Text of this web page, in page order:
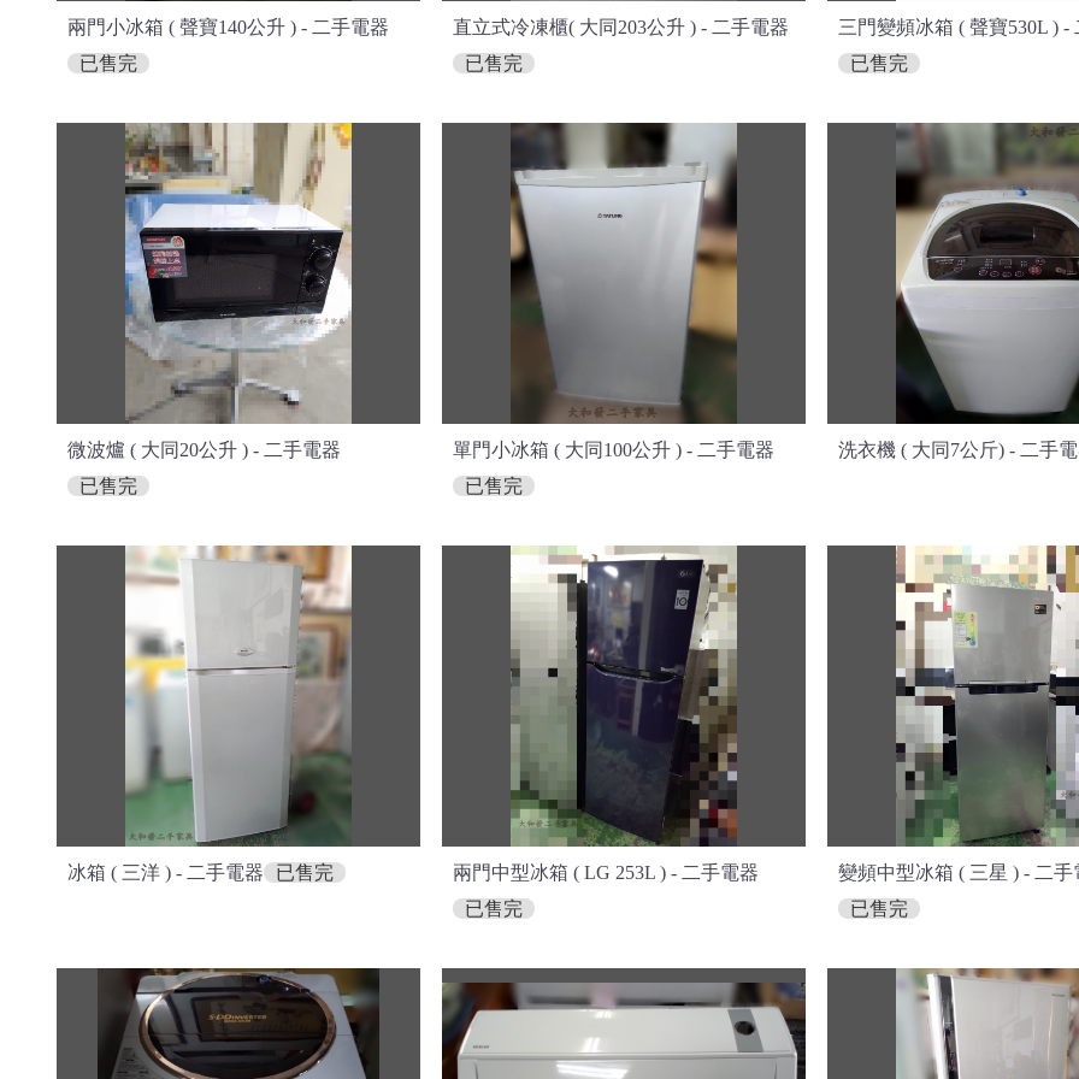
兩門小冰箱 ( 聲寶140公升 ) - 二手電器
已售完
直立式冷凍櫃( 大同203公升 ) - 二手電器
已售完
三門變頻冰箱 ( 聲寶530L ) -
已售完
微波爐 ( 大同20公升 ) - 二手電器
已售完
單門小冰箱 ( 大同100公升 ) - 二手電器
已售完
洗衣機 ( 大同7公斤) - 二手
冰箱 ( 三洋 ) - 二手電器 已售完
兩門中型冰箱 ( LG 253L ) - 二手電器
已售完
變頻中型冰箱 ( 三星 ) - 二手
已售完